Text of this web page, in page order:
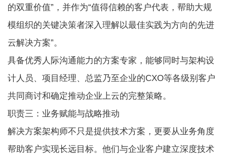
的双重价值”，并作为“值得信赖的客户代表，帮助大规
模组织的关键决策者深入理解以最佳实践为方向的先进
云解决方案”。
具备优秀人际沟通能力的方案专家，能够同时与架构设
计人员、项目经理、总监乃至企业的CXO等各级别客户
共同商讨和确定推动企业上云的完整策略。
职责三：业务赋能与战略推动
解决方案架构师不只是提供技术方案，更要从业务角度
帮助客户实现长远目标。他们与企业客户建立深度技术